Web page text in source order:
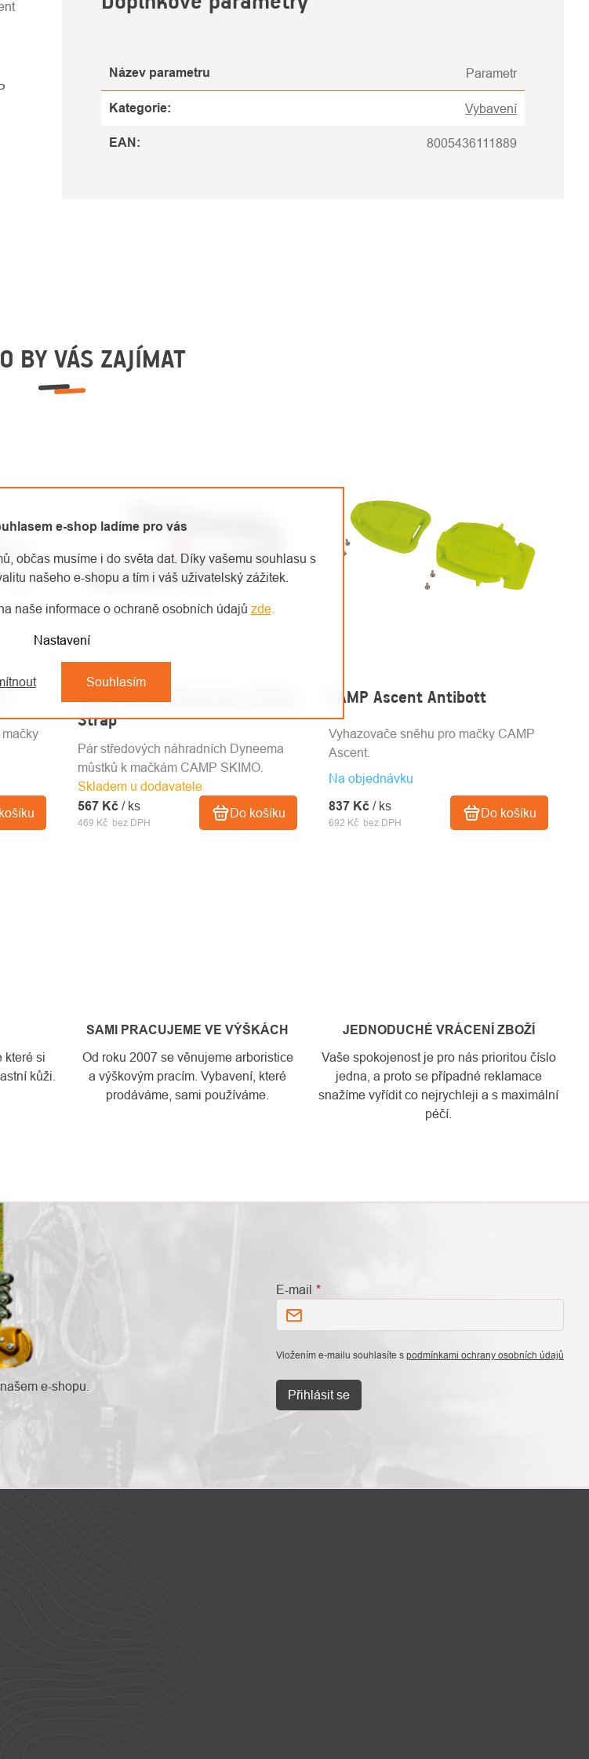
e-shop ladíme pro vás
občas musíme i do světa dat. Díky vašemu souhlasu s
našeho e-shopu a tím i váš uživatelský zážitek.
naše informace o ochraně osobních údajů zde.
Nastavení
Souhlasím
Název parametru Parametr
Kategorie: Vybavení
EAN: 8005436111889
BY VÁS ZAJÍMAT
CAMP Skimo Dyneema Linking
Strap
Skladem u dodavatele
469 Kč bez DPH
567 Kč / ks Do košíku
Pár středových náhradních Dyneema
můstků k mačkám CAMP SKIMO.
CAMP Ascent Antibott
Na objednávku
692 Kč bez DPH
837 Kč / ks Do košíku
Vyhazovače sněhu pro mačky CAMP
Ascent.
které si
kůži.
SAMI PRACUJEME VE VÝŠKÁCH
Od roku 2007 se věnujeme arboristice
a výškovým pracím. Vybavení, které
prodáváme, sami používáme.
JEDNODUCHÉ VRÁCENÍ ZBOŽÍ
Vaše spokojenost je pro nás prioritou číslo
jedna, a proto se případné reklamace
snažíme vyřídit co nejrychleji a s maximální
péčí.
e-shopu.
E-mail
Vložením e-mailu souhlasíte s podmínkami ochrany osobních údajů
Přihlásit se